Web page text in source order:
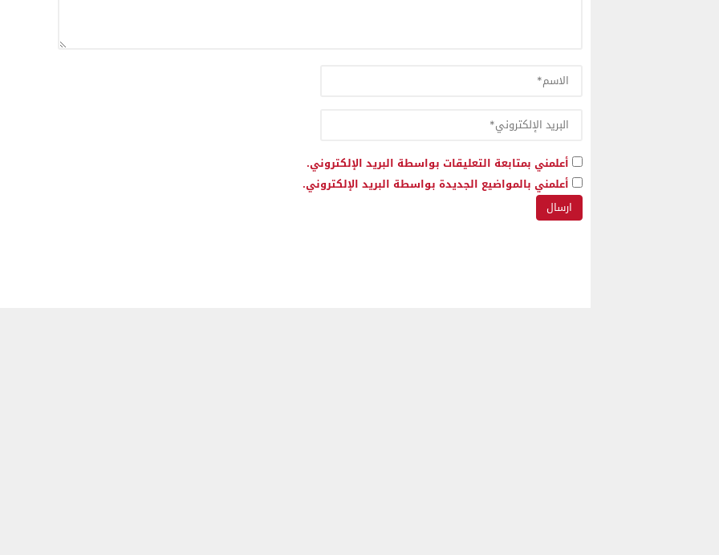
أعلمني بمتابعة التعليقات بواسطة البريد الإلكتروني.
أعلمني بالمواضيع الجديدة بواسطة البريد الإلكتروني.